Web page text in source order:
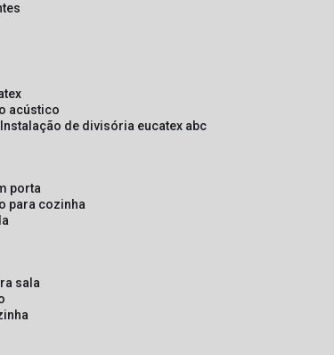
acústico
instalação de divisória eucatex abc
porta
para cozinha
sala